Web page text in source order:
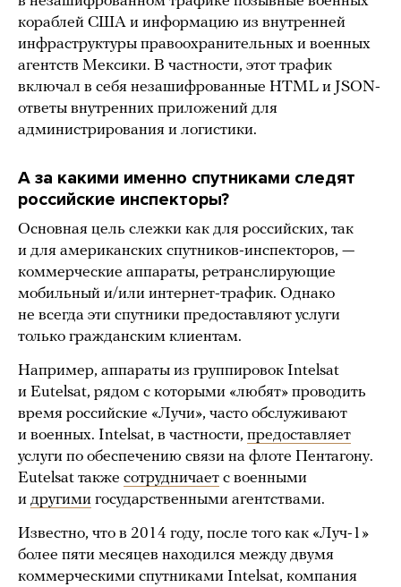
кораблей США и информацию из внутренней
инфраструктуры правоохранительных и военных
агентств Мексики. В частности, этот трафик
включал в себя незашифрованные HTML и JSON-
ответы внутренних приложений для
администрирования и логистики.
А за какими именно спутниками следят
российские инспекторы?
Основная цель слежки как для российских, так
и для американских спутников-инспекторов, —
коммерческие аппараты, ретранслирующие
мобильный и/или интернет-трафик. Однако
не всегда эти спутники предоставляют услуги
только гражданским клиентам.
Например, аппараты из группировок Intelsat
и Eutelsat, рядом с которыми «любят» проводить
время российские «Лучи», часто обслуживают
и военных. Intelsat, в частности, предоставляет
услуги по обеспечению связи на флоте Пентагону.
Eutelsat также сотрудничает с военными
и другими государственными агентствами.
Известно, что в 2014 году, после того как «Луч-1»
более пяти месяцев находился между двумя
коммерческими спутниками Intelsat, компания